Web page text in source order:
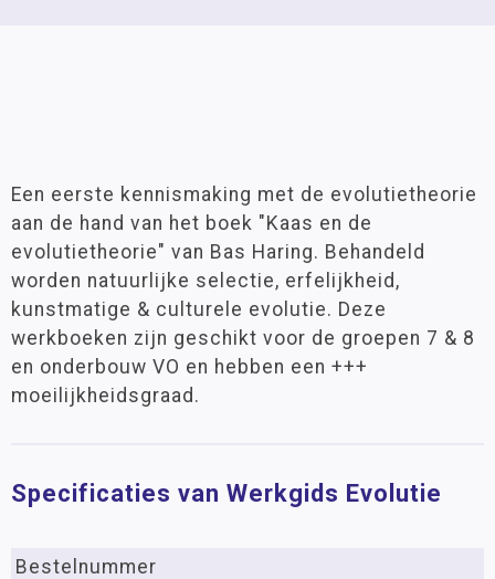
Een eerste kennismaking met de evolutietheorie
aan de hand van het boek "Kaas en de
evolutietheorie" van Bas Haring. Behandeld
worden natuurlijke selectie, erfelijkheid,
kunstmatige & culturele evolutie. Deze
werkboeken zijn geschikt voor de groepen 7 & 8
en onderbouw VO en hebben een +++
moeilijkheidsgraad.
Specificaties van Werkgids Evolutie
Bestelnummer